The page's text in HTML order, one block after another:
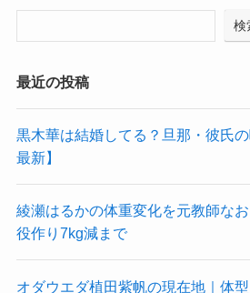
検
最近の投稿
黒木華は結婚してる？旦那・彼氏
最新】
綾瀬はるかの体重変化を元教師な
役作り7kg減まで
オダウエダ植田紫帆の現在地｜体